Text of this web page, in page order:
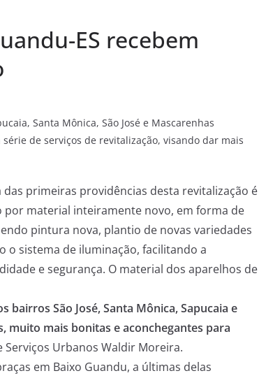
ES recebem
Santa Mônica, São José e Mascarenhas
de serviços de revitalização, visando dar mais
primeiras providências desta revitalização é
material inteiramente novo, em forma de
pintura nova, plantio de novas variedades
o sistema de iluminação, facilitando a
e segurança. O material dos aparelhos de
bairros São José, Santa Mônica, Sapucaia e
muito mais bonitas e aconchegantes para
Urbanos Waldir Moreira.
em Baixo Guandu, a últimas delas